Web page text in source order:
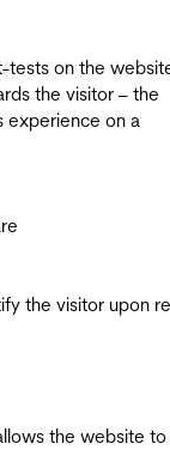
tests on the
the visitor – the
experience on a
the visitor upon
the website to